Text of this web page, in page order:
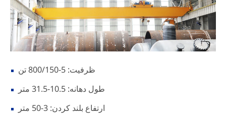
ظرفیت: 5-800/150 تن
طول دهانه: 10.5-31.5 متر
ارتفاع بلند کردن: 3-50 متر